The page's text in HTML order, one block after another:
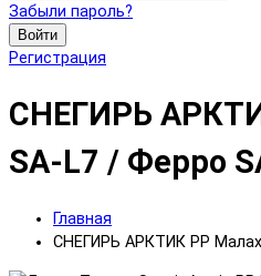
Забыли пароль?
Войти
Регистрация
СНЕГИРЬ
SA-L7 / Ферро
Главная
СНЕГИРЬ АРКТИК PP